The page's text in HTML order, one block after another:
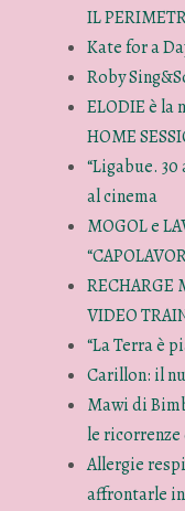
IL
Kate for a
Roby
ELODIE è la
HOME
“Ligabue.
al cinema
MOGOL e
RECHARGE
VIDEO
“La Terra è
Carillon: il
Mawi di
le
Allergie
affrontarle